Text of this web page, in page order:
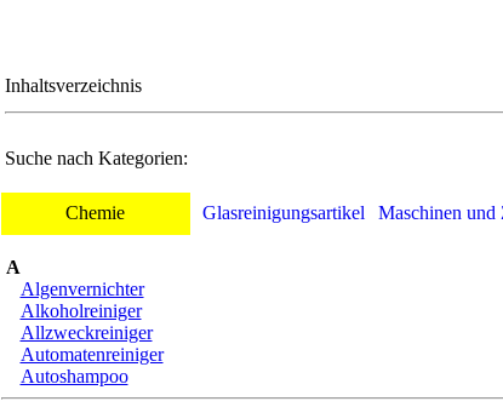
Inhaltsverzeichnis
Suche nach Kategorien:
Chemie Glasreinigungsartikel Maschinen und
A
Algenvernichter
Alkoholreiniger
Allzweckreiniger
Automatenreiniger
Autoshampoo